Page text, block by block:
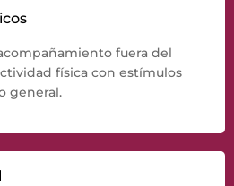
fuera del
física con estímulos
general.